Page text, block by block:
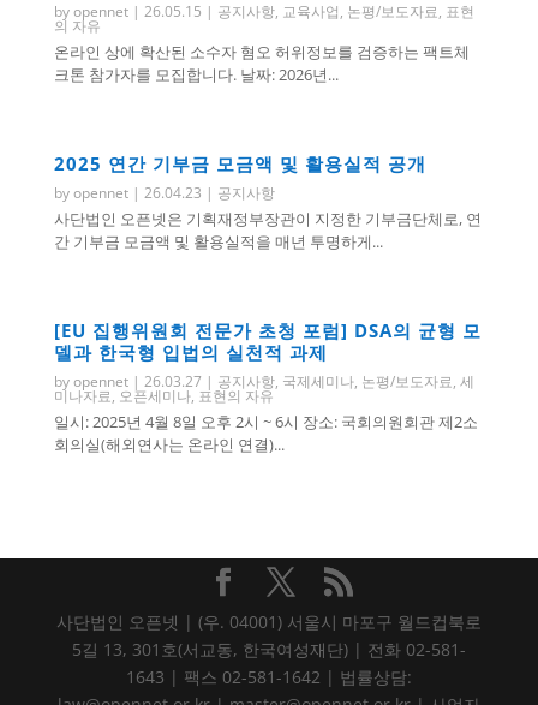
byopennet| 26.05.15 | 공지사항, 교육사업, 논평/보도자료, 표현
의 자유
온라인 상에 확산된 소수자 혐오 허위정보를 검증하는 팩트체
크톤 참가자를 모집합니다. 날짜: 2026년...
2025 연간 기부금 모금액 및 활용실적 공개
byopennet| 26.04.23 | 공지사항
사단법인 오픈넷은 기획재정부장관이 지정한 기부금단체로, 연
간 기부금 모금액 및 활용실적을 매년 투명하게...
[EU 집행위원회 전문가 초청 포럼] DSA의 균형 모
델과 한국형 입법의 실천적 과제
byopennet| 26.03.27| 공지사항, 국제세미나, 논평/보도자료, 세
미나자료, 오픈세미나, 표현의 자유
일시: 2025년 4월 8일 오후 2시 ~ 6시 장소: 국회의원회관 제2소
회의실(해외연사는 온라인 연결)...
사단법인 오픈넷 | (우. 04001) 서울시 마포구 월드컵북로
5길 13, 301호(서교동, 한국여성재단) | 전화 02-581-
1643 | 팩스 02-581-1642 | 법률상담: